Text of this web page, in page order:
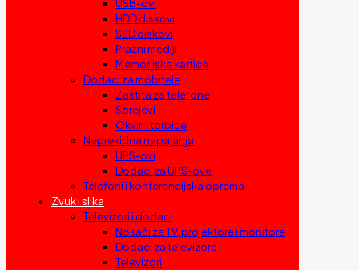
USB-ovi
HDD diskovi
SSD diskovi
Prazni mediji
Memorijske kartice
Dodaci za mobitele
Zaštita za telefone
Sprejevi
Okviri i torbice
Neprekidna napajanja
UPS-ovi
Dodaci za UPS-ove
Telefoni i konferencijska oprema
Zvuk i slika
Televizori i dodaci
Nosači za TV, projektore i monitore
Dodaci za televizore
Televizori